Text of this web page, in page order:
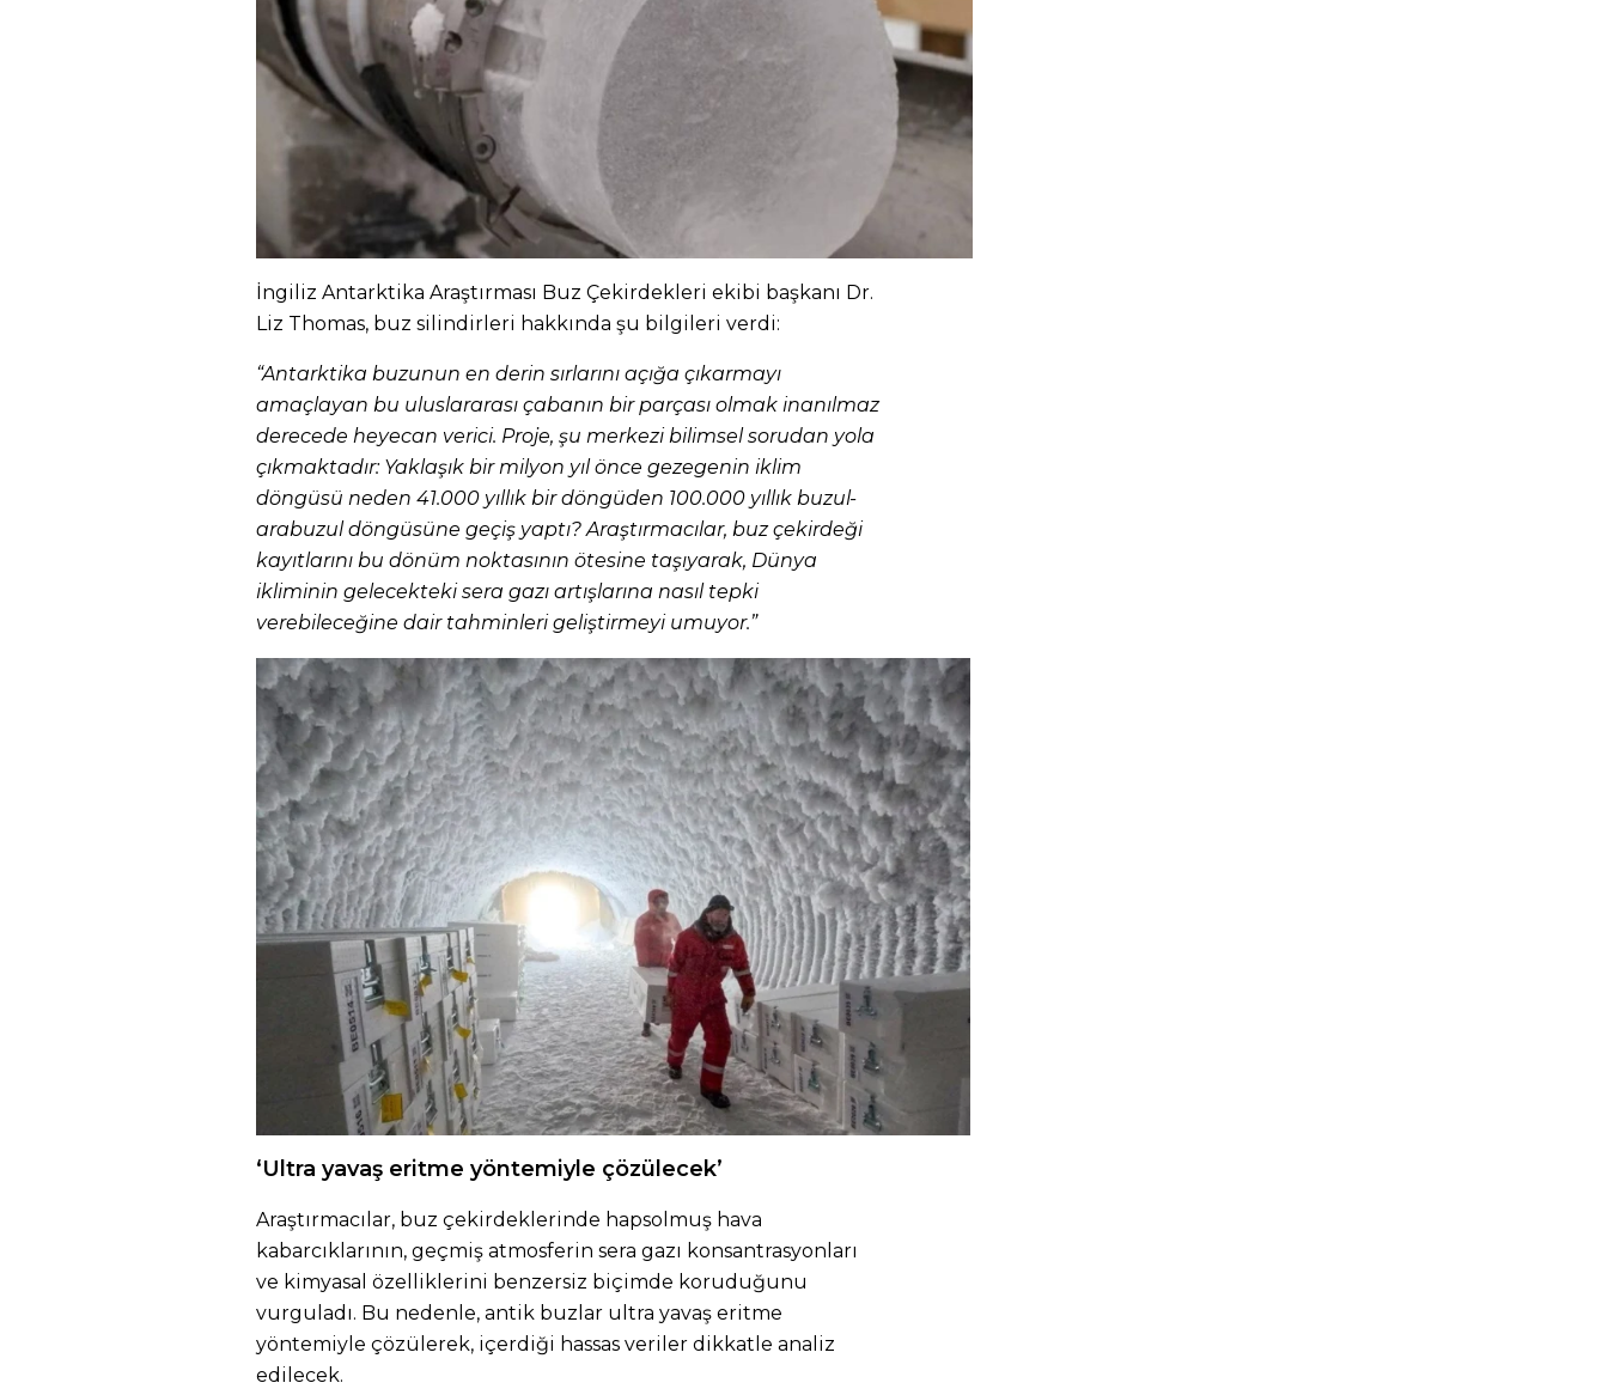
İngiliz Antarktika Araştırması Buz Çekirdekleri ekibi başkanı Dr.
Liz Thomas, buz silindirleri hakkında şu bilgileri verdi:
“Antarktika buzunun en derin sırlarını açığa çıkarmayı
amaçlayan bu uluslararası çabanın bir parçası olmak inanılmaz
derecede heyecan verici. Proje, şu merkezi bilimsel sorudan yola
çıkmaktadır: Yaklaşık bir milyon yıl önce gezegenin iklim
döngüsü neden 41.000 yıllık bir döngüden 100.000 yıllık buzul-
arabuzul döngüsüne geçiş yaptı? Araştırmacılar, buz çekirdeği
kayıtlarını bu dönüm noktasının ötesine taşıyarak, Dünya
ikliminin gelecekteki sera gazı artışlarına nasıl tepki
verebileceğine dair tahminleri geliştirmeyi umuyor.”
‘Ultra yavaş eritme yöntemiyle çözülecek’
Araştırmacılar, buz çekirdeklerinde hapsolmuş hava
kabarcıklarının, geçmiş atmosferin sera gazı konsantrasyonları
ve kimyasal özelliklerini benzersiz biçimde koruduğunu
vurguladı. Bu nedenle, antik buzlar ultra yavaş eritme
yöntemiyle çözülerek, içerdiği hassas veriler dikkatle analiz
edilecek.